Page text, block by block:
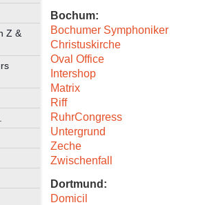
Z &
Bochum:
Bochumer Symphoniker
Christuskirche
Oval Office
Intershop
Matrix
Riff
RuhrCongress
Untergrund
Zeche
Zwischenfall
Dortmund:
Domicil